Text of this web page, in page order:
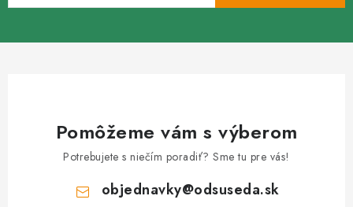
Pomôžeme vám s výberom
Potrebujete s niečím poradiť? Sme tu pre vás!
objednavky@odsuseda.sk